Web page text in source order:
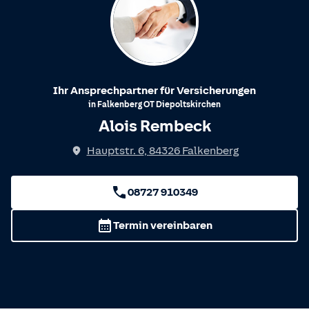
Ihr Ansprechpartner für Versicherungen
in FalkenbergOT Diepoltskirchen
Alois Rembeck
Hauptstr. 6, 84326 Falkenberg
08727 910349
Termin vereinbaren